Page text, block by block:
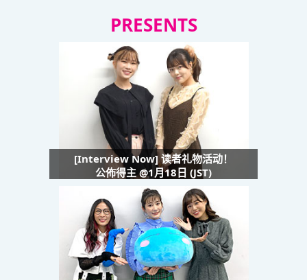
PRESENTS
[Interview Now] 读者礼物活动！
公佈得主 @1月18日 (JST)